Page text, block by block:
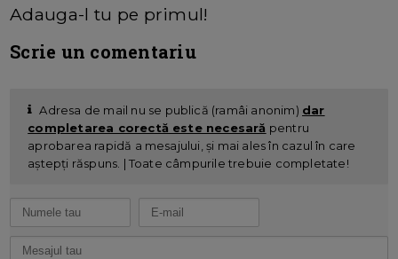
Adauga-l tu pe primul!
Scrie un comentariu
Adresa de mail nu se publică (ramâi anonim) dar
completarea corectă este necesară pentru
aprobarea rapidă a mesajului, și mai ales în cazul în care
aștepți răspuns. | Toate câmpurile trebuie completate!